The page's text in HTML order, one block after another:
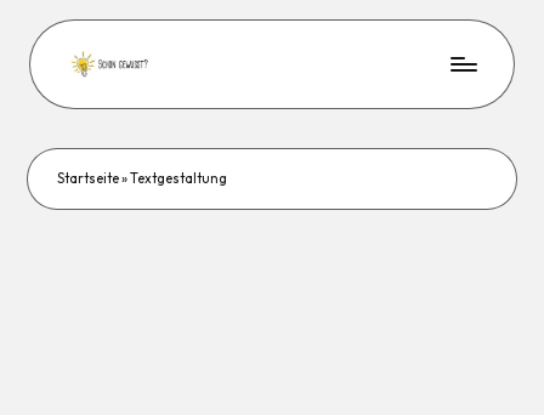
Startseite»Textgestaltung